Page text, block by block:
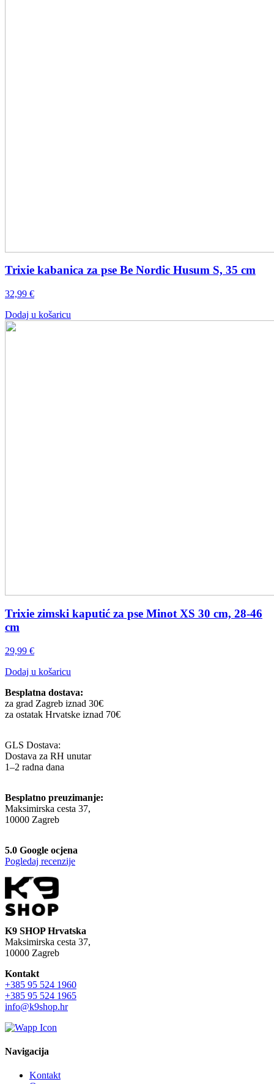
Trixie kabanica za pse Be Nordic Husum S, 35 cm
32,99 €
Dodaj u košaricu
Trixie zimski kaputić za pse Minot XS 30 cm, 28-46
cm
29,99 €
Dodaj u košaricu
Besplatna dostava:
za grad Zagreb iznad 30€
za ostatak Hrvatske iznad 70€
GLS Dostava:
Dostava za RH unutar
1–2 radna dana
Besplatno preuzimanje:
Maksimirska cesta 37,
10000 Zagreb
5.0 Google ocjena
Pogledaj recenzije
K9 SHOP Hrvatska
Maksimirska cesta 37,
10000 Zagreb
Kontakt
+385 95 524 1960
+385 95 524 1965
info@k9shop.hr
Navigacija
Kontakt